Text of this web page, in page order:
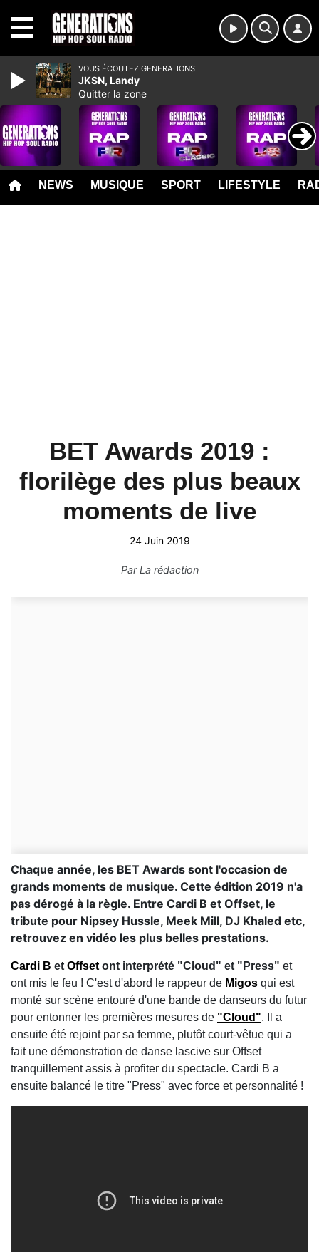
NEWS MUSIQUE SPORT LIFESTYLE
BET Awards 2019 :
florilège des plus beaux
moments de live
24 Juin 2019
ParLa rédaction
Chaque année, les BET Awards sont l'occasion de
grands moments de musique. Cette édition 2019 n'a
pas dérogé à la règle. Entre Cardi B et Offset, le
tribute pour Nipsey Hussle, Meek Mill, DJ Khaled etc,
retrouvez en vidéo les plus belles prestations.
Cardi B et Offset ont interprété "Cloud" et "Press" et
ont mis le feu ! C'est d'abord le rappeur de Migos qui est
monté sur scène entouré d'une bande de danseurs du futur
pour entonner les premières mesures de "Cloud". Il a
ensuite été rejoint par sa femme, plutôt court-vêtue qui a
fait une démonstration de danse lascive sur Offset
tranquillement assis à profiter du spectacle. Cardi B a
ensuite balancé le titre "Press" avec force et personnalité !
VOUS ÉCOUTEZ GENERATIONS
JKSN, Landy
Quitter la zone